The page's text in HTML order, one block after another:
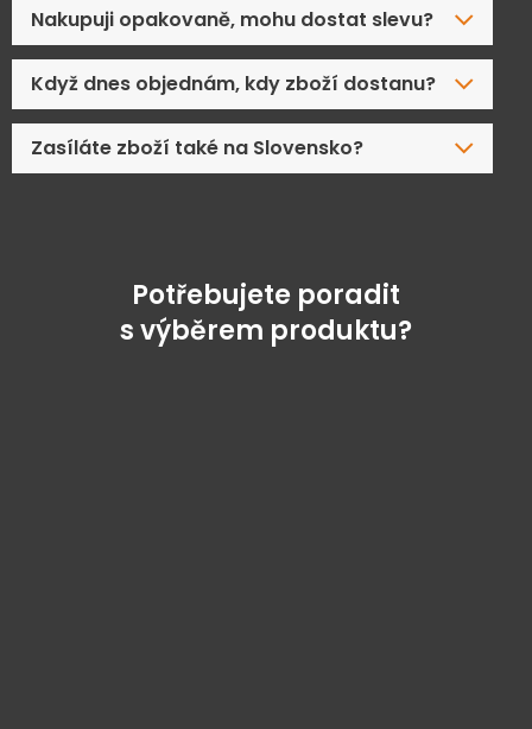
Nakupuji opakovaně, mohu dostat slevu?
Když dnes objednám, kdy zboží dostanu?
Zasíláte zboží také na Slovensko?
Potřebujete poradit
s výběrem produktu?